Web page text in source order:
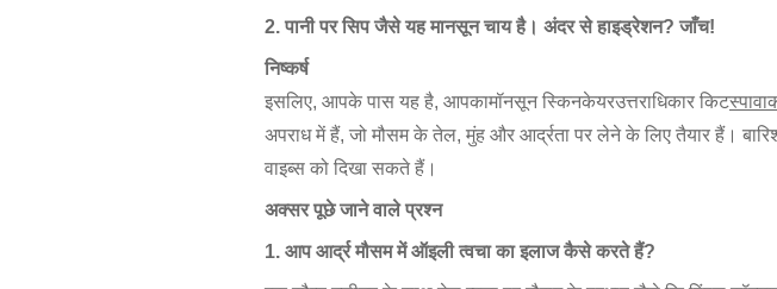
2. पानी पर सिप जैसे यह मानसून चाय है। अंदर से हाइड्रेशन? जाँच!
निष्कर्ष
इसलिए, आपके पास यह है, आपकामॉनसून स्किनकेयरउत्तराधिकार किट
अपराध में हैं, जो मौसम के तेल, मुंह और आर्द्रता पर लेने के लिए तैयार हैं।
वाइब्स को दिखा सकते हैं।
अक्सर पूछे जाने वाले प्रश्न
1. आप आर्द्र मौसम में ऑइली त्वचा का इलाज कैसे करते हैं?